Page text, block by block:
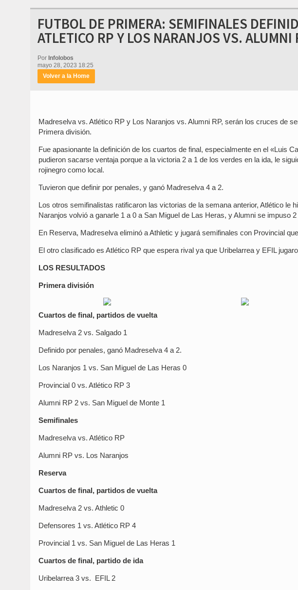
FUTBOL DE PRIMERA: SEMIFINALES
ATLETICO RP Y LOS NARANJOS VS. ALUMNI
Por Infolobos
mayo 28, 2023 18:25
Volver a la Home
Madreselva vs. Atlético RP y Los Naranjos vs. Alumni RP, serán los cruces de
Primera división.
Fue apasionante la definición de los cuartos de final, especialmente en el «Luis
pudieron sacarse ventaja porque a la victoria 2 a 1 de los verdes en la ida, le
rojinegro como local.
Tuvieron que definir por penales, y ganó Madreselva 4 a 2.
Los otros semifinalistas ratificaron las victorias de la semana anterior, Atlético le
Naranjos volvió a ganarle 1 a 0 a San Miguel de Las Heras, y Alumni se impuso
En Reserva, Madreselva eliminó a Athletic y jugará semifinales con Provincial
El otro clasificado es Atlético RP que espera rival ya que Uribelarrea y EFIL
LOS RESULTADOS
Primera división
Cuartos de final, partidos de vuelta
Madreselva 2 vs. Salgado 1
Definido por penales, ganó Madreselva 4 a 2.
Los Naranjos 1 vs. San Miguel de Las Heras 0
Provincial 0 vs. Atlético RP 3
Alumni RP 2 vs. San Miguel de Monte 1
Semifinales
Madreselva vs. Atlético RP
Alumni RP vs. Los Naranjos
Reserva
Cuartos de final, partidos de vuelta
Madreselva 2 vs. Athletic 0
Defensores 1 vs. Atlético RP 4
Provincial 1 vs. San Miguel de Las Heras 1
Cuartos de final, partido de ida
Uribelarrea 3 vs. EFIL 2